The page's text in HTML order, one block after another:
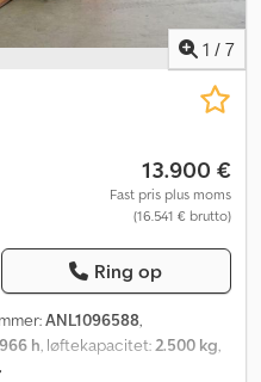
for gaffeltænder
- Centralt joystick og
1 / 7
13.900 €
Fast pris plus moms
(16.541 € brutto)
Ring op
ANL1096588,
h , løftekapacitet: 2.500 kg